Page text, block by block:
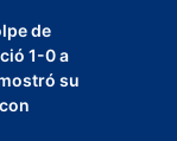
de
1-0 a
su